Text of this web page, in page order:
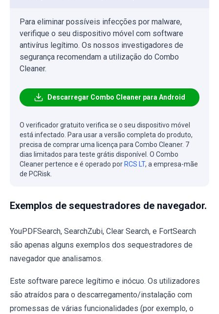
Para eliminar possíveis infecções por malware,
verifique o seu dispositivo móvel com software
antivírus legítimo. Os nossos investigadores de
segurança recomendam a utilização do Combo
Cleaner.
Descarregar Combo Cleaner para Android
O verificador gratuito verifica se o seu dispositivo móvel
está infectado. Para usar a versão completa do produto,
precisa de comprar uma licença para Combo Cleaner. 7
dias limitados para teste grátis disponível. O Combo
Cleaner pertence e é operado por RCS LT, a empresa-mãe
de PCRisk.
Exemplos de sequestradores de navegador.
YouPDFSearch, SearchZubi, Clear Search, e FortSearch
são apenas alguns exemplos dos sequestradores de
navegador que analisamos.
Este software parece legítimo e inócuo. Os utilizadores
são atraídos para o descarregamento/instalação com
promessas de várias funcionalidades (por exemplo, o